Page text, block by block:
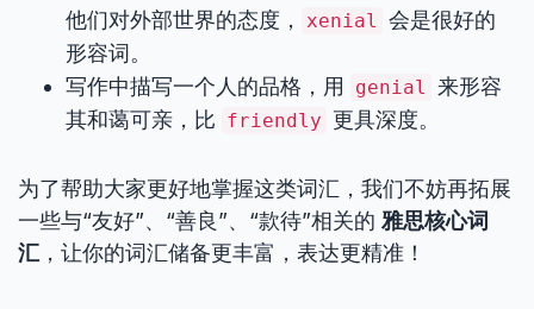
他们对外部世界的态度，
xenial 会是很好的
形容词。
写作中描写一个人的品格，用
genial 来形容
其和蔼可亲，比 friendly 更具深度。
为了帮助大家更好地掌握这类词汇，我们不妨再拓展
一些与“友好”、“善良”、“款待”相关的 雅思核心词
汇 ，让你的词汇储备更丰富，表达更精准！